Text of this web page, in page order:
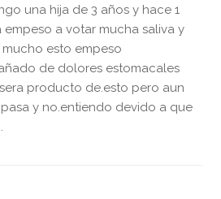
una hija de 3 años y hace 1
empeso a votar mucha saliva y
esto empeso
de dolores estomacales
producto de.esto pero aun
y no.entiendo devido a que